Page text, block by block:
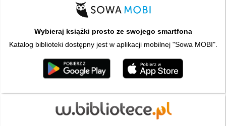
Wybieraj książki prosto ze swojego smartfona
Katalog biblioteki dostępny jest w aplikacji mobilnej "Sowa MOBI".